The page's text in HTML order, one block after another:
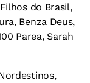
do Brasil,
Benza Deus,
Parea, Sarah